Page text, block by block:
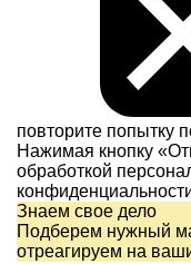
повторите попытку
Нажимая кнопку
обработкой
Знаем свое дело
Подберем нужный
отреагируем на